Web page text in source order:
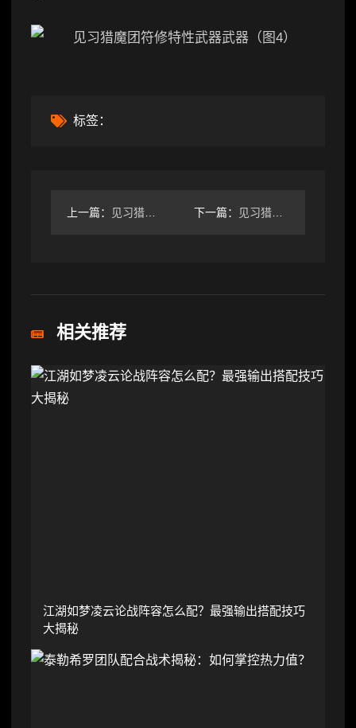
标签：
上一篇： 见习猎魔团新人任务地图难度引导补充 下一篇： 见习猎魔团社内主流天赋二
相关推荐
江湖如梦凌云论战阵容怎么配？最强输出搭配技巧
大揭秘